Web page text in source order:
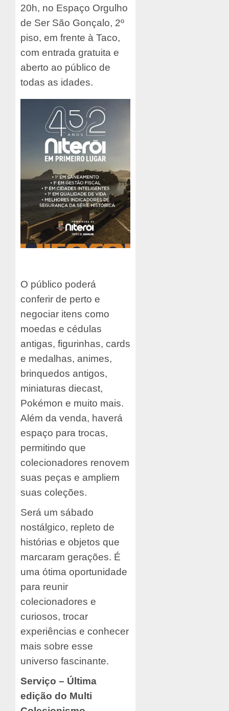
20h, no Espaço Orgulho
de Ser São Gonçalo, 2º
piso, em frente à Taco,
com entrada gratuita e
aberto ao público de
todas as idades.
O público poderá
conferir de perto e
negociar itens como
moedas e cédulas
antigas, figurinhas, cards
e medalhas, animes,
brinquedos antigos,
miniaturas diecast,
Pokémon e muito mais.
Além da venda, haverá
espaço para trocas,
permitindo que
colecionadores renovem
suas peças e ampliem
suas coleções.
Será um sábado
nostálgico, repleto de
histórias e objetos que
marcaram gerações. É
uma ótima oportunidade
para reunir
colecionadores e
curiosos, trocar
experiências e conhecer
mais sobre esse
universo fascinante.
Serviço – Última
edição do Multi